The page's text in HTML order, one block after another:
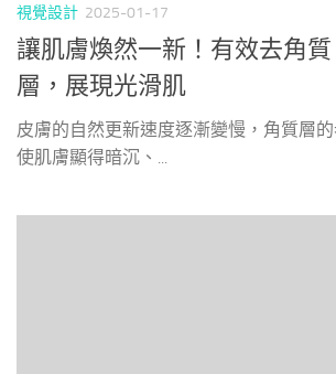
視覺設計 2025-01-17
讓肌膚煥然一新！有效去角
層，展現光滑肌
皮膚的自然更新速度逐漸變慢，角質層
使肌膚顯得暗沉、...